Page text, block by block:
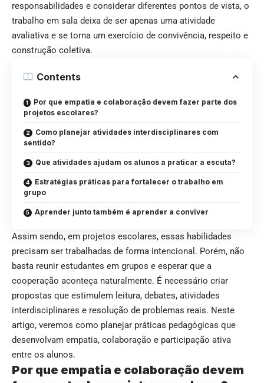
responsabilidades e considerar diferentes pontos de vista, o
trabalho em sala deixa de ser apenas uma atividade
avaliativa e se torna um exercício de convivência, respeito e
construção coletiva.
Contents
Por que empatia e colaboração devem fazer parte dos
projetos escolares?
Como planejar atividades interdisciplinares com
sentido?
Que atividades ajudam os alunos a praticar a escuta?
Estratégias práticas para fortalecer o trabalho em
grupo
Aprender junto também é aprender a conviver
Assim sendo, em projetos escolares, essas habilidades
precisam ser trabalhadas de forma intencional. Porém, não
basta reunir estudantes em grupos e esperar que a
cooperação aconteça naturalmente. É necessário criar
propostas que estimulem leitura, debates, atividades
interdisciplinares e resolução de problemas reais. Neste
artigo, veremos como planejar práticas pedagógicas que
desenvolvam empatia, colaboração e participação ativa
entre os alunos.
Por que empatia e colaboração devem